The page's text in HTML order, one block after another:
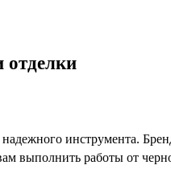
инструмента.
выполнить работы от